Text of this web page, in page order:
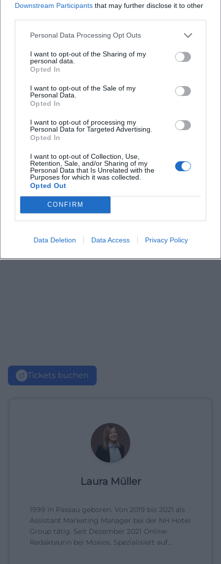
Downstream Participants that may further disclose it to other
Personal Data Processing Opt Outs
I want to opt-out of the Sharing of my
personal data.
Opted In
I want to opt-out of the Sale of my
Personal Data.
Opted In
I want to opt-out of processing my
Personal Data for Targeted Advertising.
Opted In
I want to opt-out of Collection, Use,
Retention, Sale, and/or Sharing of my
Personal Data that Is Unrelated with the
Purposes for which it was collected.
Opted Out
CONFIRM
Data Deletion Data Access Privacy Policy
Was erwartet die Besucher beim Event?
Wie viel kostet der Eintritt?
Ist die Veranstaltung drinnen oder draußen?
Tickets buchen
Laura Müller
1999 in Passau geboren. Von 2019 bis 2021 als
Assistant Marketing Manager bei der NH Hotel
Group tätig. Seit Dezember 2021 Online-
Redakteurin bei Moxios. Spezialisiert auf